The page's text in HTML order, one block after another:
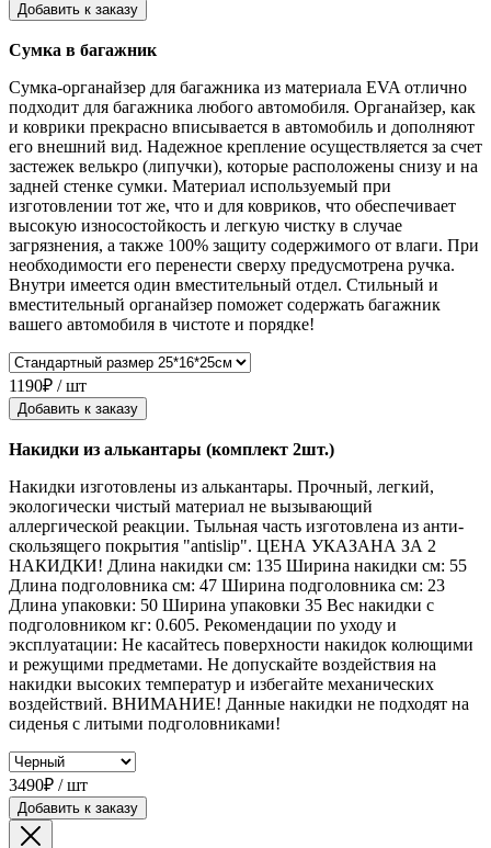
Добавить к заказу
Сумка в багажник
Сумка-органайзер для багажника из материала EVA отлично
подходит для багажника любого автомобиля. Органайзер, как
и коврики прекрасно вписывается в автомобиль и дополняют
его внешний вид. Надежное крепление осуществляется за счет
застежек велькро (липучки), которые расположены снизу и на
задней стенке сумки. Материал используемый при
изготовлении тот же, что и для ковриков, что обеспечивает
высокую износостойкость и легкую чистку в случае
загрязнения, а также 100% защиту содержимого от влаги. При
необходимости его перенести сверху предусмотрена ручка.
Внутри имеется один вместительный отдел. Стильный и
вместительный органайзер поможет содержать багажник
вашего автомобиля в чистоте и порядке!
1190₽ / шт
Добавить к заказу
Накидки из алькантары (комплект 2шт.)
Накидки изготовлены из алькантары. Прочный, легкий,
экологически чистый материал не вызывающий
аллергической реакции. Тыльная часть изготовлена из анти-
скользящего покрытия "antislip". ЦЕНА УКАЗАНА ЗА 2
НАКИДКИ! Длина накидки см: 135 Ширина накидки см: 55
Длина подголовника см: 47 Ширина подголовника см: 23
Длина упаковки: 50 Ширина упаковки 35 Вес накидки с
подголовником кг: 0.605. Рекомендации по уходу и
эксплуатации: Не касайтесь поверхности накидок колющими
и режущими предметами. Не допускайте воздействия на
накидки высоких температур и избегайте механических
воздействий. ВНИМАНИЕ! Данные накидки не подходят на
сиденья с литыми подголовниками!
3490₽ / шт
Добавить к заказу